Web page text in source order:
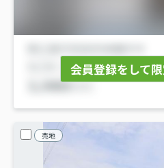
会員登録をして
売地